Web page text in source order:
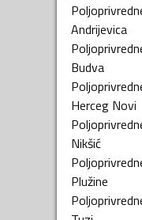
Andrijevica
Budva
Herceg Novi
Nikšić
Plužine